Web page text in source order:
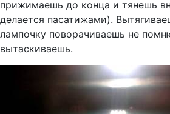
прижимаешь до конца и тянешь
делается пасатижами).
лампочку поворачиваешь не
вытаскиваешь.